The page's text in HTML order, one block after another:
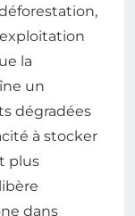
la
un
dégradées
à stocker
plus
dans